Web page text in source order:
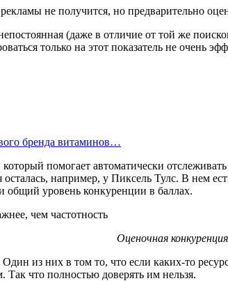
не получится, но предварительно
(даже в отличие от той же
только на этот показатель не очень
бренда витаминов…
помогает автоматически
например, у Пиксель Тулс. В нем
общий уровень конкуренции в баллах.
Оценочная
из них в том то, что если каких-то
что полностью доверять им нельзя.